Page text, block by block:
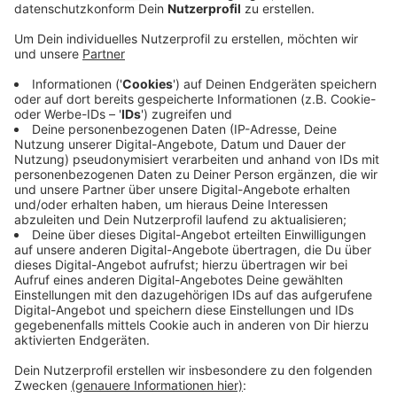
Veröffentlicht:Montag, 23.05.2022 18:00
Der Kontrollschwerpunkt lag dabei auf der B266: Bei
Schleiden wurde ein Autofahrer aus der Schweiz
angehalten, der die Bundesstraße bei erlaubten 70
km/h mit Tempo 116 befuhr. Bei Kontrollen in Kall
konnte ein Autofahrer aus Euskirchen in der 70er Zone
mit Tempo 129 angehalten werden. Er muss mit einem
Bußgeld in Höhe von 480 Euro, zwei Punkten und
einem Monat Fahrverbot rechnen. Insgesamt wurden
am Wochenende fünf Fahrer erwischt, die
wahrscheinlich ihren Führerschein für einige Zeit
abgeben müssen.
Anzeige